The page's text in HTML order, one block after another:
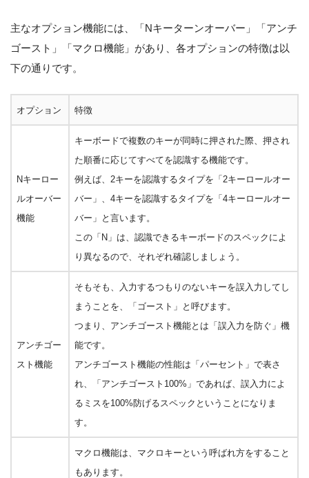
主なオプション機能には、「Nキーターンオーバー」「アンチ
ゴースト」「マクロ機能」があり、各オプションの特徴は以
下の通りです。
オプション 特徴
Nキーロー
ルオーバー
機能
キーボードで複数のキーが同時に押された際、押され
た順番に応じてすべてを認識する機能です。
例えば、2キーを認識するタイプを「2キーロールオー
バー」、4キーを認識するタイプを「4キーロールオー
バー」と言います。
この「N」は、認識できるキーボードのスペックによ
り異なるので、それぞれ確認しましょう。
アンチゴー
スト機能
そもそも、入力するつもりのないキーを誤入力してし
まうことを、「ゴースト」と呼びます。
つまり、アンチゴースト機能とは「誤入力を防ぐ」機
能です。
アンチゴースト機能の性能は「パーセント」で表さ
れ、「アンチゴースト100%」であれば、誤入力によ
るミスを100%防げるスペックということになりま
す。
マクロ機能は、マクロキーという呼ばれ方をすること
もあります。